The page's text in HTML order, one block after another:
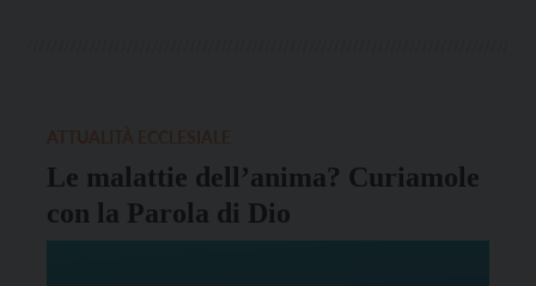
Le malattie dell’anima? Curiamole
con la Parola di Dio